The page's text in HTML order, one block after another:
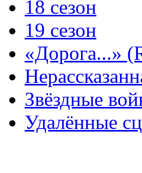
18 сезон
19 сезон
«Дорога...»
Звёздные
Удалённые